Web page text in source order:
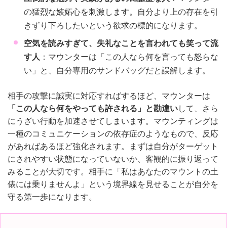
の猛烈な嫉妬心を刺激します。自分より上の存在を引
きずり下ろしたいという欲求の標的になります。
空気を読みすぎて、失礼なことを言われても笑って流
す人 ：マウンターは「この人なら何を言っても怒らな
い」と、自分専用のサンドバッグだと誤解します。
相手の攻撃に誠実に対応すればするほど、マウンターは
「この人なら何をやっても許される」と勘違いして、さら
にうざい行動を加速させてしまいます。マウンティングは
一種のコミュニケーションの依存症のようなもので、反応
があればあるほど強化されます。まずは自分がターゲット
にされやすい状態になっていないか、客観的に振り返って
みることが大切です。相手に「私はあなたのマウントの土
俵には乗りませんよ」という境界線を見せることが自分を
守る第一歩になります。